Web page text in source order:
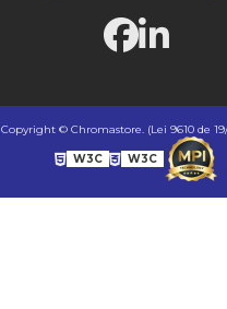
Copyright © Chromastore. (Lei 9610 de
W3C W3C